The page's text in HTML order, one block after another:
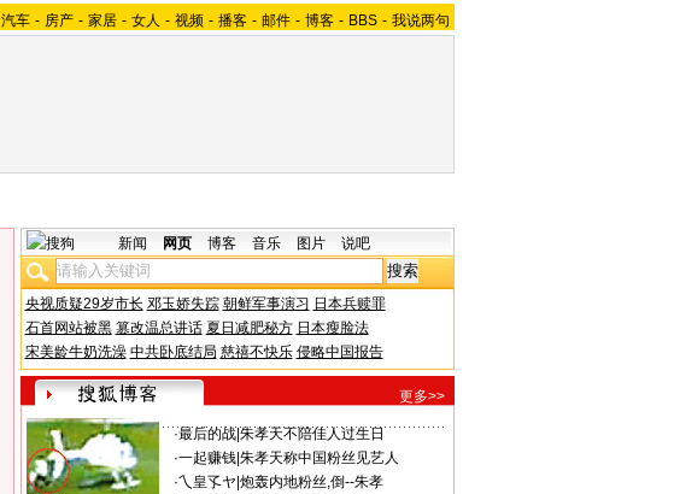
汽车 - 房产 - 家居 - 女人 - 视频 - 播客 - 邮件 - 博客 - BBS - 我说两句
新闻 网页 博客 音乐 图片 说吧
央视质疑29岁市长 邓玉娇失踪 朝鲜军事演习 日本兵赎罪
石首网站被黑 篡改温总讲话 夏日减肥秘方 日本瘦脸法
宋美龄牛奶洗澡 中共卧底结局 慈禧不快乐 侵略中国报告
更多>>
·最后的战| 朱孝天不陪佳人过生日
·一起赚钱| 朱孝天称中国粉丝见艺人
·乀皇孓ヤ 炮轰内地粉丝,倒--朱孝